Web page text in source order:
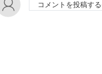
コメントを投稿す